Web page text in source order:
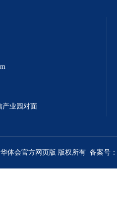
产业园对面
体会官方网页版 版权所有 备案号：